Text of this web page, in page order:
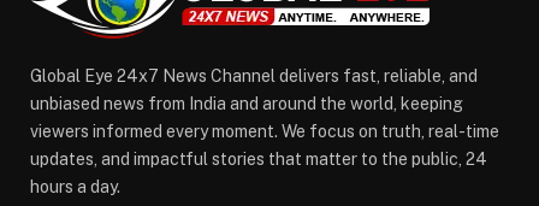
Global Eye 24x7 News Channel delivers fast, reliable, and
unbiased news from India and around the world, keeping
viewers informed every moment. We focus on truth, real-time
updates, and impactful stories that matter to the public, 24
hours a day.